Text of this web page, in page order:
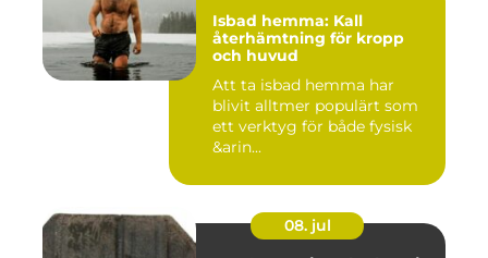
Isbad hemma: Kall
återhämtning för kropp
och huvud
Att ta isbad hemma har
blivit alltmer populärt som
ett verktyg för både fysisk
&arin...
08. jul